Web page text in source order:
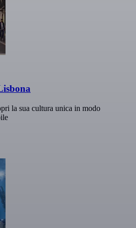
la sua cultura unica in modo